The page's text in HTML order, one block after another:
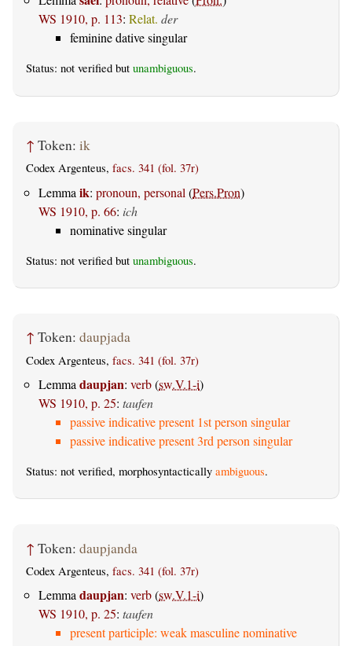
WS 1910, p. 113: Relat. der
feminine dative singular
Status: not verified but unambiguous.
↑ Token: ik
Codex Argenteus, facs. 341 (fol. 37r)
Lemma ik: pronoun, personal (Pers.Pron)
WS 1910, p. 66: ich
nominative singular
Status: not verified but unambiguous.
↑ Token: daupjada
Codex Argenteus, facs. 341 (fol. 37r)
Lemma daupjan: verb(sw.V.1-i)
WS 1910, p. 25: taufen
passive indicative present 1st person singular
passive indicative present 3rd person singular
Status: not verified, morphosyntactically ambiguous.
↑ Token: daupjanda
Codex Argenteus, facs. 341 (fol. 37r)
Lemmadaupjan: verb(sw.V.1-i)
WS 1910, p. 25: taufen
present participle: weak masculine nominative